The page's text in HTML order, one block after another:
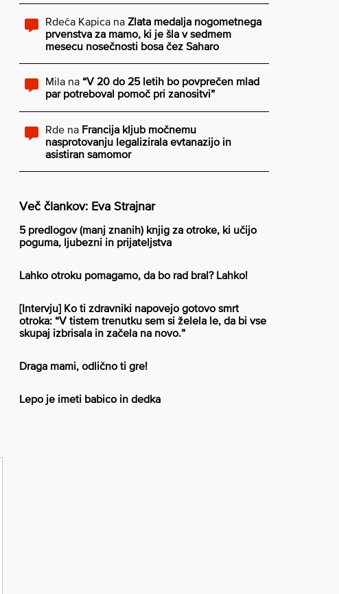
Rdeča Kapica na Zlata medalja nogometnega
prvenstva za mamo, ki je šla v sedmem
mesecu nosečnosti bosa čez Saharo
Mila na “V 20 do 25 letih bo povprečen mlad
par potreboval pomoč pri zanositvi”
Rde na Francija kljub močnemu
nasprotovanju legalizirala evtanazijo in
asistiran samomor
Več člankov: Eva Strajnar
5 predlogov (manj znanih) knjig za otroke, ki učijo
poguma, ljubezni in prijateljstva
Lahko otroku pomagamo, da bo rad bral? Lahko!
[Intervju] Ko ti zdravniki napovejo gotovo smrt
otroka: “V tistem trenutku sem si želela le, da bi vse
skupaj izbrisala in začela na novo.”
Draga mami, odlično ti gre!
Lepo je imeti babico in dedka